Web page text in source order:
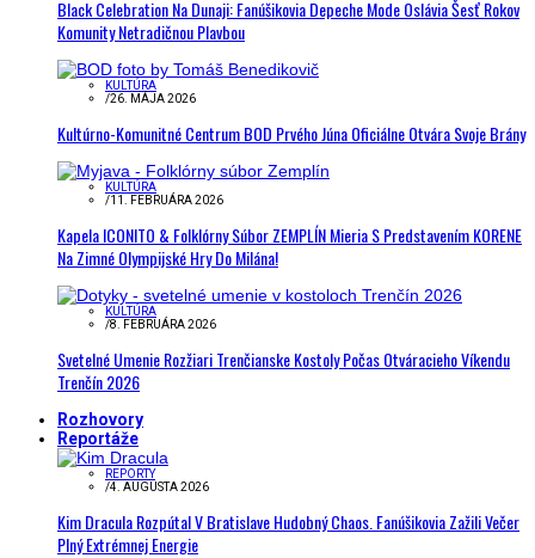
Black Celebration Na Dunaji: Fanúšikovia Depeche Mode Oslávia Šesť Rokov
Komunity Netradičnou Plavbou
KULTÚRA
/26. MÁJA 2026
Kultúrno-Komunitné Centrum BOD Prvého Júna Oficiálne Otvára Svoje Brány
KULTÚRA
/11. FEBRUÁRA 2026
Kapela ICONITO & Folklórny Súbor ZEMPLÍN Mieria S Predstavením KORENE
Na Zimné Olympijské Hry Do Milána!
KULTÚRA
/8. FEBRUÁRA 2026
Svetelné Umenie Rozžiari Trenčianske Kostoly Počas Otváracieho Víkendu
Trenčín 2026
Rozhovory
Reportáže
REPORTY
/4. AUGUSTA 2026
Kim Dracula Rozpútal V Bratislave Hudobný Chaos. Fanúšikovia Zažili Večer
Plný Extrémnej Energie